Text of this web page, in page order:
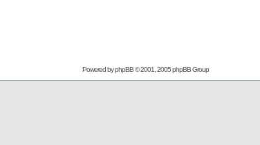
Powered byphpBB© 2001, 2005 phpBB Group